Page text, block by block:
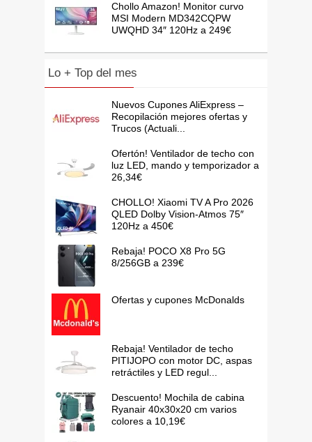
Chollo Amazon! Monitor curvo
MSI Modern MD342CQPW
UWQHD 34″ 120Hz a 249€
Lo + Top del mes
Nuevos Cupones AliExpress –
Recopilación mejores ofertas y
Trucos (Actuali...
Ofertón! Ventilador de techo con
luz LED, mando y temporizador a
26,34€
CHOLLO! Xiaomi TV A Pro 2026
QLED Dolby Vision-Atmos 75″
120Hz a 450€
Rebaja! POCO X8 Pro 5G
8/256GB a 239€
Ofertas y cupones McDonalds
Rebaja! Ventilador de techo
PITIJOPO con motor DC, aspas
retráctiles y LED regul...
Descuento! Mochila de cabina
Ryanair 40x30x20 cm varios
colores a 10,19€